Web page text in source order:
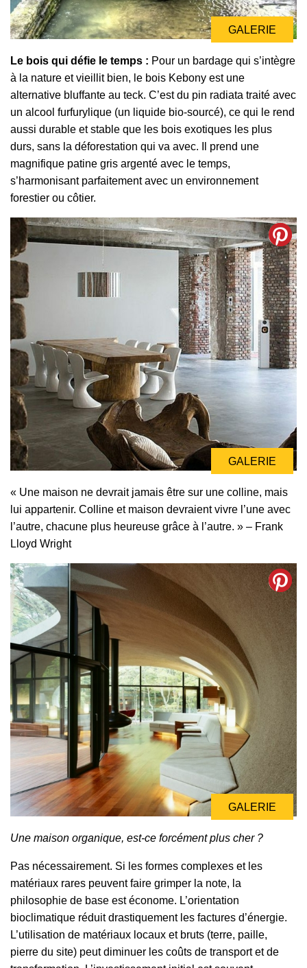
GALERIE
Le bois qui défie le temps : Pour un bardage qui s’intègre
à la nature et vieillit bien, le bois Kebony est une
alternative bluffante au teck. C’est du pin radiata traité avec
un alcool furfurylique (un liquide bio-sourcé), ce qui le rend
aussi durable et stable que les bois exotiques les plus
durs, sans la déforestation qui va avec. Il prend une
magnifique patine gris argenté avec le temps,
s’harmonisant parfaitement avec un environnement
forestier ou côtier.
GALERIE
« Une maison ne devrait jamais être sur une colline, mais
lui appartenir. Colline et maison devraient vivre l’une avec
l’autre, chacune plus heureuse grâce à l’autre. » – Frank
Lloyd Wright
GALERIE
Une maison organique, est-ce forcément plus cher ?
Pas nécessairement. Si les formes complexes et les
matériaux rares peuvent faire grimper la note, la
philosophie de base est économe. L’orientation
bioclimatique réduit drastiquement les factures d’énergie.
L’utilisation de matériaux locaux et bruts (terre, paille,
pierre du site) peut diminuer les coûts de transport et de